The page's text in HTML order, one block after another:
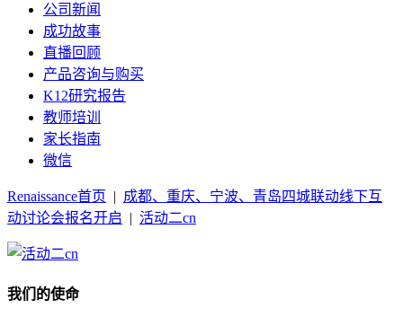
公司新闻
成功故事
直播回顾
产品咨询与购买
K12研究报告
教师培训
家长指南
微信
Renaissance首页 | 成都、重庆、宁波、青岛四城联动线下互
动讨论会报名开启 | 活动二cn
我们的使命